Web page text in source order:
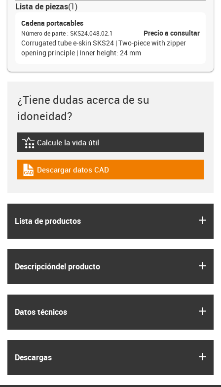
Lista de piezas(1)
Cadena portacables
Número de parte : SKS24.048.02.1
Precio a consultar
Corrugated tube e-skin SKS24 | Two-piece with zipper
opening principle | Inner height: 24 mm
¿Tiene dudas acerca de su
idoneidad?
igus-icon-lebensdauerrechner
Calcule la vida útil
igus-icon-cad-dateien
Descargar datos CAD
Lista de productos
Descripción­del producto
Datos técnicos
Descargas